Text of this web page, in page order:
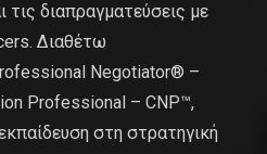
τις διαπραγματεύσεις με
Διαθέτω
Negotiator® –
Professional – CNP™,
στη στρατηγική